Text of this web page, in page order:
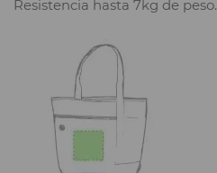
Resistencia hasta 7kg de peso.